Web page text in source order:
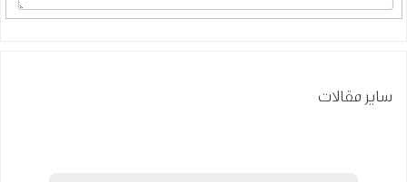
سایر مقالات